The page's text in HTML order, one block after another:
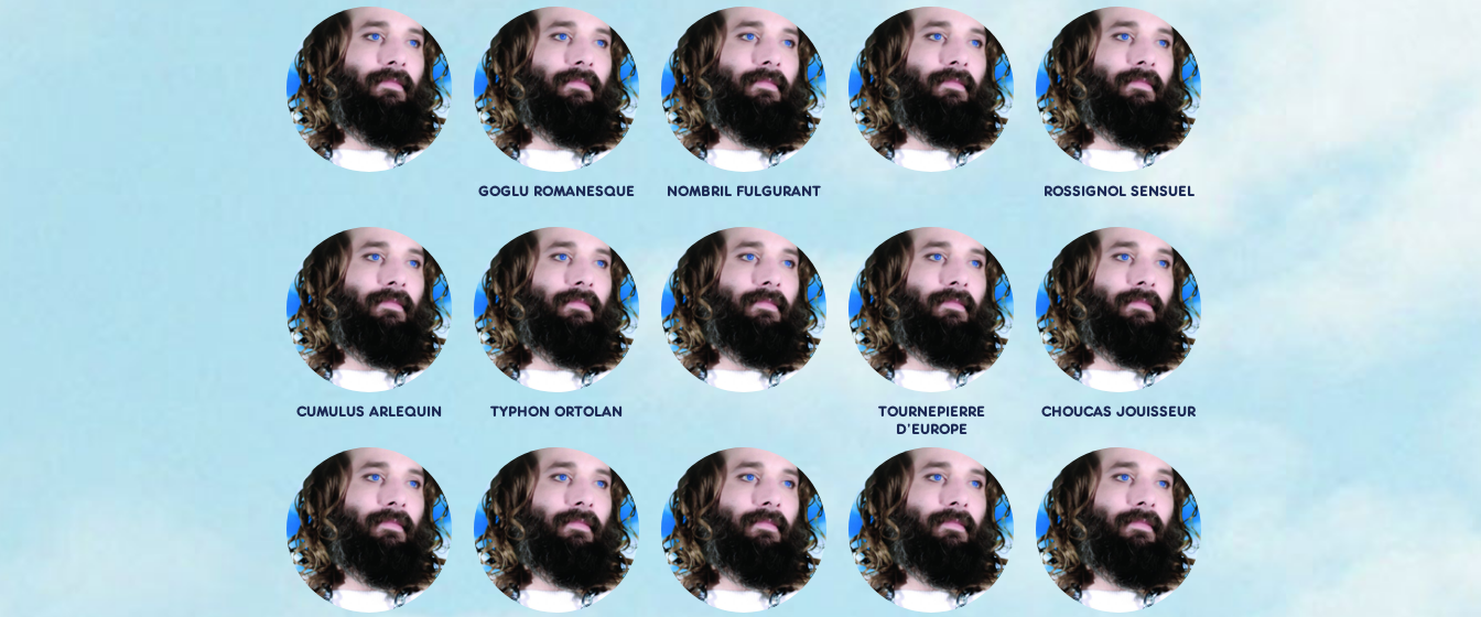
GOGLU ROMANESQUE NOMBRIL FULGURANT ROSSIGNOL SENSUEL
CUMULUS ARLEQUIN TYPHON ORTOLAN
TOURNEPIERRE
D'EUROPE
CHOUCAS JOUISSEUR